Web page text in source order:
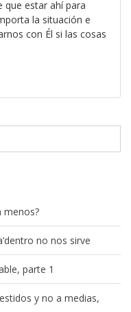
que estar ahí para
la situación e
con Él si las cosas
menos?
no nos sirve
parte 1
y no a medias,